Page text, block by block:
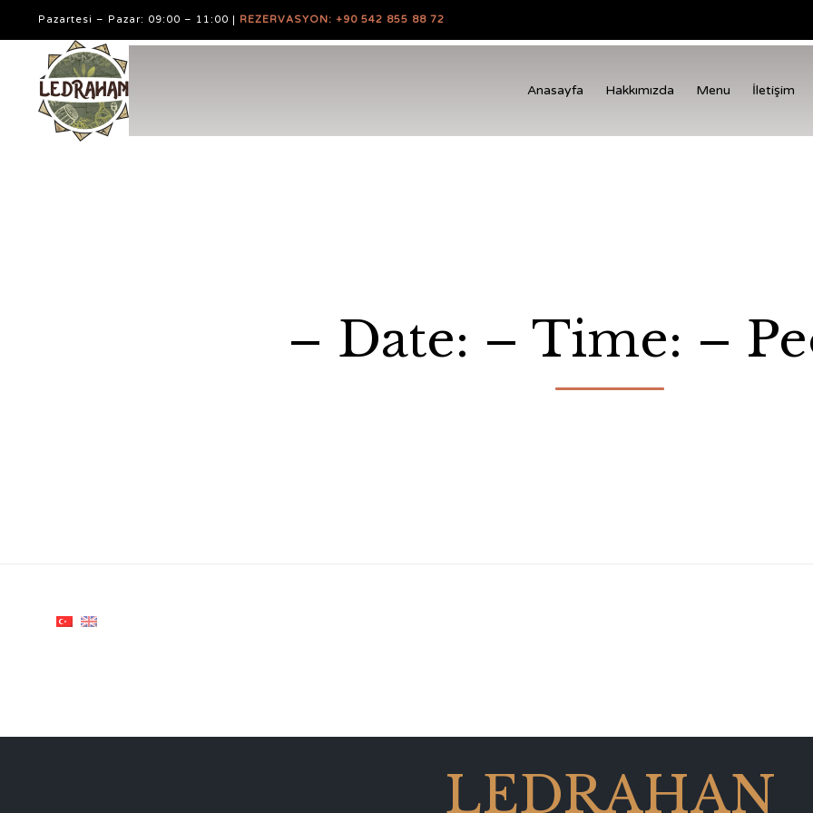
Pazartesi – Pazar: 09:00 – 11:00 | REZERVASYON: +90 542 855 88 72
Anasayfa Hakkımızda Menu İletişim
– Date: – Time: –
LEDRAHAN